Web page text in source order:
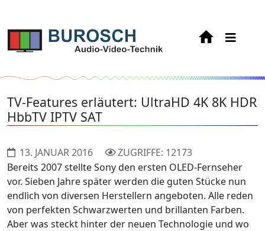
TV-Features erläutert: UltraHD 4K 8K HDR
HbbTV IPTV SAT
13. JANUAR 2016
ZUGRIFFE: 12173
Bereits 2007 stellte Sony den ersten OLED-Fernseher
vor. Sieben Jahre später werden die guten Stücke nun
endlich von diversen Herstellern angeboten. Alle reden
von perfekten Schwarzwerten und brillanten Farben.
Aber was steckt hinter der neuen Technologie und wo